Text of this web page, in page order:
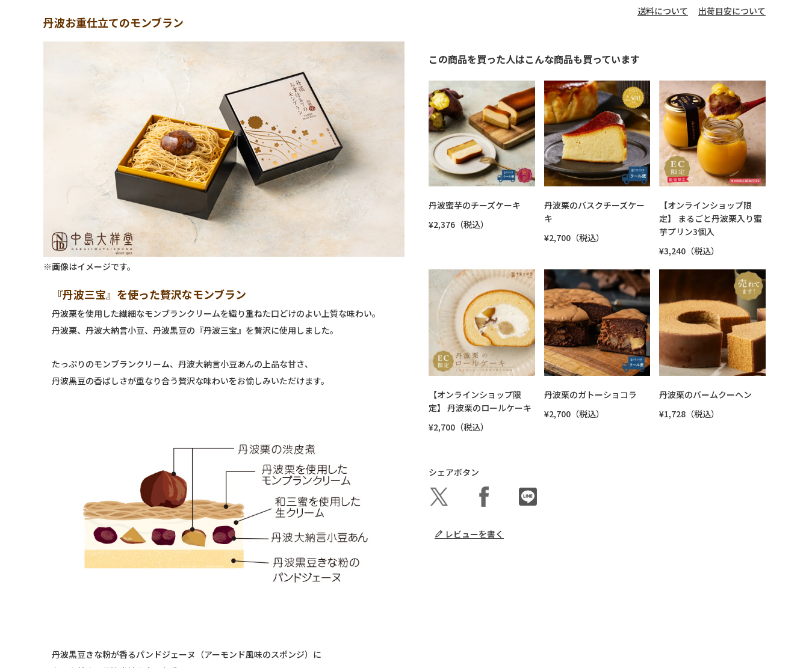
丹波お重仕立てのモンブラン
※画像はイメージです。
『丹波三宝』を使った贅沢なモンブラン
丹波栗を使用した繊細なモンブランクリームを織り重ねた口どけのよい上質な味わい。
丹波栗、丹波大納言小豆、丹波黒豆の『丹波三宝』を贅沢に使用しました。
たっぷりのモンブランクリーム、丹波大納言小豆あんの上品な甘さ、
丹波黒豆の香ばしさが重なり合う贅沢な味わいをお愉しみいただけます。
丹波黒豆きな粉が香るパンドジェーヌ（アーモンド風味のスポンジ）に
送料について 出荷目安について
この商品を買った人はこんな商品も買っています
丹波蜜芋のチーズケーキ
¥2,376（税込）
丹波栗のバスクチーズケー
キ
¥2,700（税込）
【オンラインショップ限
定】 まるごと丹波栗入り蜜
芋プリン3個入
¥3,240（税込）
【オンラインショップ限
定】 丹波栗のロールケーキ
¥2,700（税込）
丹波栗のガトーショコラ
¥2,700（税込）
丹波栗のバームクーヘン
¥1,728（税込）
シェアボタン
レビューを書く